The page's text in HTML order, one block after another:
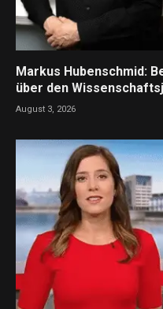
Markus Hubenschmid:
über den
August 3, 2026